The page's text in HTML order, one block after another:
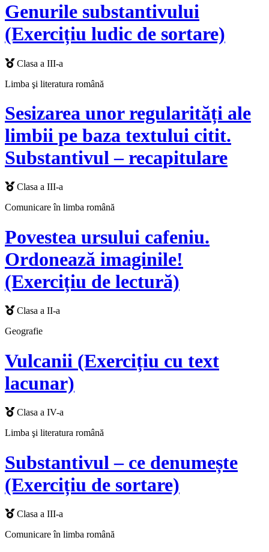
Genurile substantivului
(Exercițiu ludic de sortare)
Clasa a III-a
Limba şi literatura română
Sesizarea unor regularități ale
limbii pe baza textului citit.
Substantivul – recapitulare
Clasa a III-a
Comunicare în limba română
Povestea ursului cafeniu.
Ordonează imaginile!
(Exercițiu de lectură)
Clasa a II-a
Geografie
Vulcanii (Exercițiu cu text
lacunar)
Clasa a IV-a
Limba şi literatura română
Substantivul – ce denumește
(Exercițiu de sortare)
Clasa a III-a
Comunicare în limba română